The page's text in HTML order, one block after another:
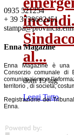
al...
dom 19 lug
Leggi Tutto
0935 521254
+ 39 3738682451
Enna Magazine
Enna Magazine è una
Consorzio comunale di
comunicazione e
territorio , di società,
Registrazione del
Enna.